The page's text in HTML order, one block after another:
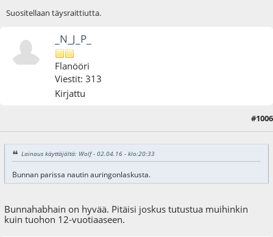
Suositellaan täysraittiutta.
_N_J_P_
Flanööri
Viestit: 313
Kirjattu
#1006
Lainaus käyttäjältä: Wolf - 02.04.16 - klo:20:33
Bunnan parissa nautin auringonlaskusta.
Bunnahabhain on hyvää. Pitäisi joskus tutustua muihinkin
kuin tuohon 12-vuotiaaseen.